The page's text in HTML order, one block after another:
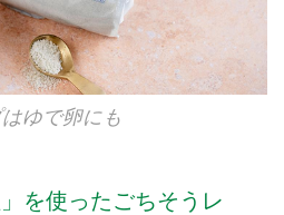
ゆで卵にも
を使ったごちそうレ